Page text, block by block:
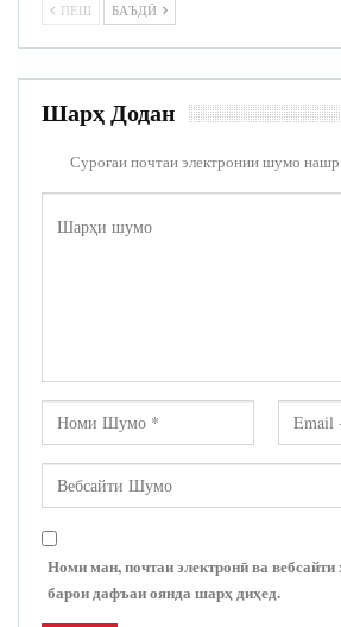
ПЕШ БАЪДӢ
Шарҳ Додан
Суроғаи почтаи электронии шумо
Номи ман, почтаи электронӣ ва вебсайти
барои дафъаи оянда шарҳ диҳед.